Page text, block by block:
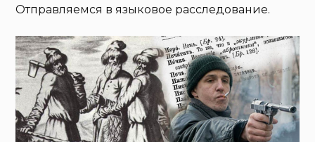
Отправляемся в языковое расследование.